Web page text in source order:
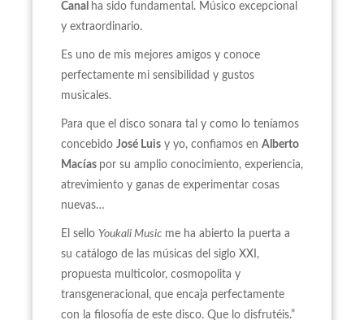
Canal ha sido fundamental. Músico excepcional
y extraordinario.
Es uno de mis mejores amigos y conoce
perfectamente mi sensibilidad y gustos
musicales.
Para que el disco sonara tal y como lo teníamos
concebido José Luis y yo, confiamos en Alberto
Macías por su amplio conocimiento, experiencia,
atrevimiento y ganas de experimentar cosas
nuevas…
El sello Youkali Music me ha abierto la puerta a
su catálogo de las músicas del siglo XXI,
propuesta multicolor, cosmopolita y
transgeneracional, que encaja perfectamente
con la filosofía de este disco. Que lo disfrutéis.”